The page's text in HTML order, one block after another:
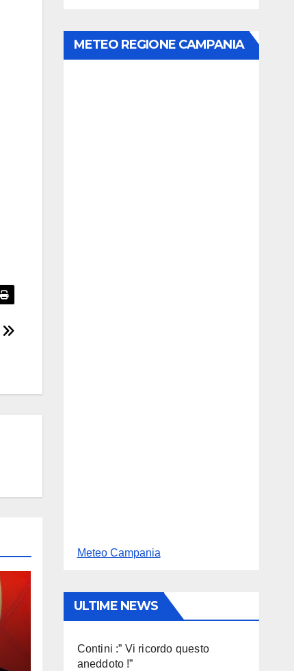
METEO REGIONE CAMPANIA
Meteo Campania
ULTIME NEWS
Contini :” Vi ricordo questo
aneddoto !”